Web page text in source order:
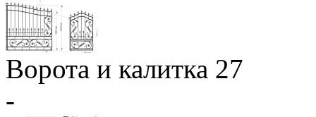
Ворота и калитка 27
-